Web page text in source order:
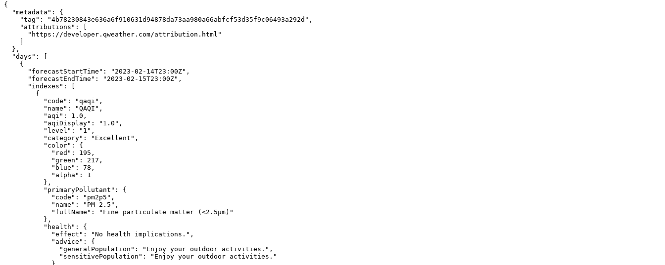
{
"metadata" :
{
"tag" : "4b78230843e636a6f910631d94878da73aa980a66abfcf53d35f9c06493a292d" ,
"attributions" :
[
"https://developer.qweather.com/attribution.html"
]
},
"days" :
[
{
"forecastStartTime" : "2023-02-14T23:00Z" ,
"forecastEndTime" : "2023-02-15T23:00Z" ,
"indexes" :
[
{
"code" : "qaqi" ,
"name" : "QAQI" ,
"aqi" : 1.0 ,
"aqiDisplay" : "1.0" ,
"level" : "1" ,
"category" : "Excellent" ,
"color" :
{
"red" : 195 ,
"green" : 217 ,
"blue" : 78 ,
"alpha" :
1
},
"primaryPollutant" :
{
"code" : "pm2p5" ,
"name" : "PM 2.5" ,
"fullName" :
"Fine particulate matter (<2.5µm)"
},
"health" :
{
"effect" : "No health implications." ,
"advice" :
{
"generalPopulation" : "Enjoy your outdoor activities." ,
"sensitivePopulation" :
"Enjoy your outdoor activities."